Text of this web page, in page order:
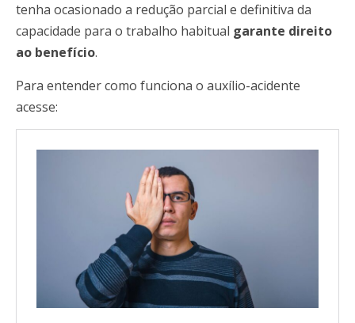
tenha ocasionado a redução parcial e definitiva da
capacidade para o trabalho habitual garante direito
ao benefício.
Para entender como funciona o auxílio-acidente
acesse: